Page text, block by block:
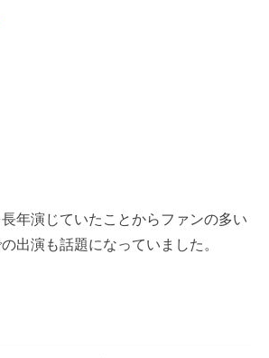
年演じていたことからファンの多い
出演も話題になっていました。